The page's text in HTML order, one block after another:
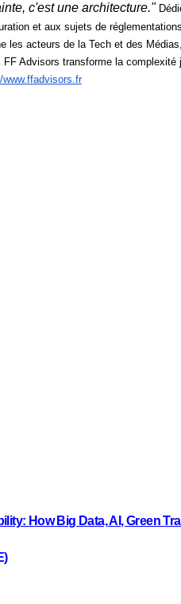
c'est une architecture."
et aux sujets de réglementations
les acteurs de la Tech et des
Advisors transforme la complexité
www.ffadvisors.fr
How Big Data, AI, Green